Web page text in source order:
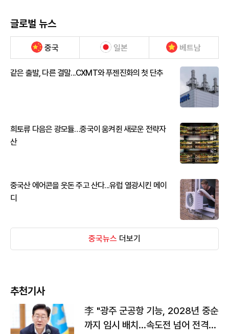
글로벌 뉴스
중국 일본 베트남
같은 출발, 다른 결말...CXMT와 푸젠진화의 첫 단추
희토류 다음은 광모듈…중국이 움켜쥔 새로운 전략자
산
중국산 에어콘을 웃돈 주고 산다...유럽 열광시킨 메이
디
중국뉴스 더보기
추천기사
李 "광주 군공항 기능, 2028년 중순
까지 임시 배치…속도전 넘어 전격